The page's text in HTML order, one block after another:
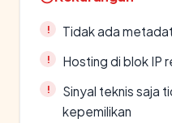
Tidak ada
Hosting di blok IP
Sinyal teknis saja
kepemilikan